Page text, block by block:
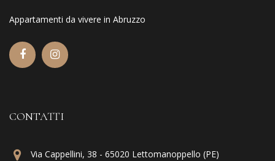
Appartamenti da vivere in Abruzzo
CONTATTI
Via Cappellini, 38 - 65020 Lettomanoppello (PE)